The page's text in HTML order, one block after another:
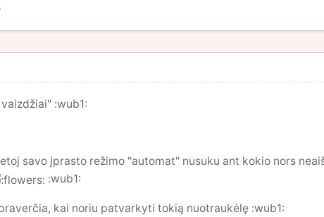
:wub1:
savo įprasto režimo "automat" nusuku ant kokio nors
:wub1:
kai noriu patvarkyti tokią nuotraukėlę :wub1: